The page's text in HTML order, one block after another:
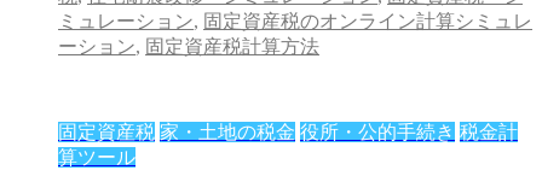
ミュレーション, 固定資産税のオンライン計算シミュレ
ーション, 固定資産税計算方法
固定資産税 家・土地の税金 役所・公的手続き 税金計
算ツール